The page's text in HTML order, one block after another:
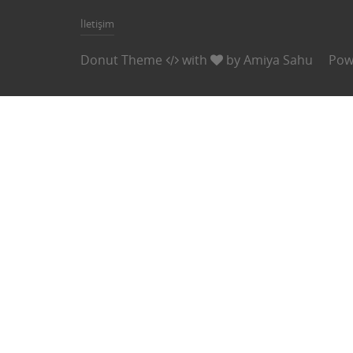
İletişim
Donut Theme with byAmiya Sahu